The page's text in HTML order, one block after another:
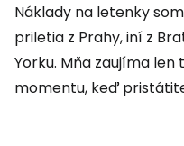
Náklady na letenky
priletia z Prahy, iní z
Yorku. Mňa zaujíma
momentu, keď